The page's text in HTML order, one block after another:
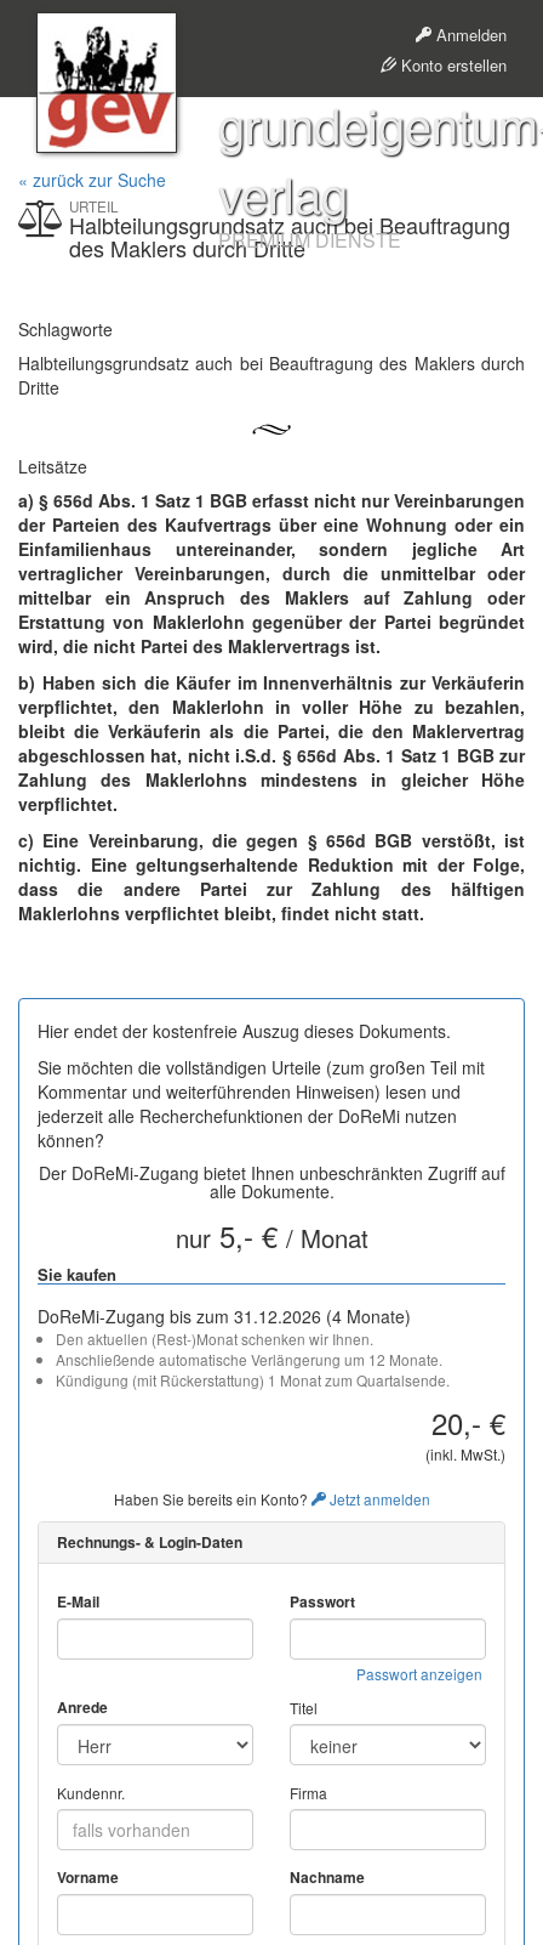
Anmelden
Konto erstellen
verlag
PREMIUM DIENSTE
« zurück zur Suche
URTEIL
Halbteilungsgrundsatz auch bei Beauftragung
des Maklers durch Dritte
Schlagworte
Halbteilungsgrundsatz auch bei Beauftragung des Maklers durch
Dritte
Leitsätze
a) § 656d Abs. 1 Satz 1 BGB erfasst nicht nur Vereinbarungen
der Parteien des Kaufvertrags über eine Wohnung oder ein
Einfamilienhaus untereinander, sondern jegliche Art
vertraglicher Vereinbarungen, durch die unmittelbar oder
mittelbar ein Anspruch des Maklers auf Zahlung oder
Erstattung von Maklerlohn gegenüber der Partei begründet
wird, die nicht Partei des Maklervertrags ist.
b) Haben sich die Käufer im Innenverhältnis zur Verkäuferin
verpflichtet, den Maklerlohn in voller Höhe zu bezahlen,
bleibt die Verkäuferin als die Partei, die den Maklervertrag
abgeschlossen hat, nicht i.S.d. § 656d Abs. 1 Satz 1 BGB zur
Zahlung des Maklerlohns mindestens in gleicher Höhe
verpflichtet.
c) Eine Vereinbarung, die gegen § 656d BGB verstößt, ist
nichtig. Eine geltungserhaltende Reduktion mit der Folge,
dass die andere Partei zur Zahlung des hälftigen
Maklerlohns verpflichtet bleibt, findet nicht statt.
Hier endet der kostenfreie Auszug dieses Dokuments.
Sie möchten die vollständigen Urteile (zum großen Teil mit
Kommentar und weiterführenden Hinweisen) lesen und
jederzeit alle Recherchefunktionen der DoReMi nutzen
können?
Der DoReMi-Zugang bietet Ihnen unbeschränkten Zugriff auf
alle Dokumente.
nur5,- € / Monat
Sie kaufen
DoReMi-Zugang bis zum 31.12.2026 (4 Monate)
Den aktuellen (Rest-)Monat schenken wir Ihnen.
Anschließende automatische Verlängerung um 12 Monate.
Kündigung (mit Rückerstattung) 1 Monat zum Quartalsende.
20,- €
(inkl. MwSt.)
Haben Sie bereits ein Konto? Jetzt anmelden
Rechnungs- & Login-Daten
E-Mail Passwort
Passwort anzeigen
Anrede Titel
Kundennr. Firma
Vorname Nachname